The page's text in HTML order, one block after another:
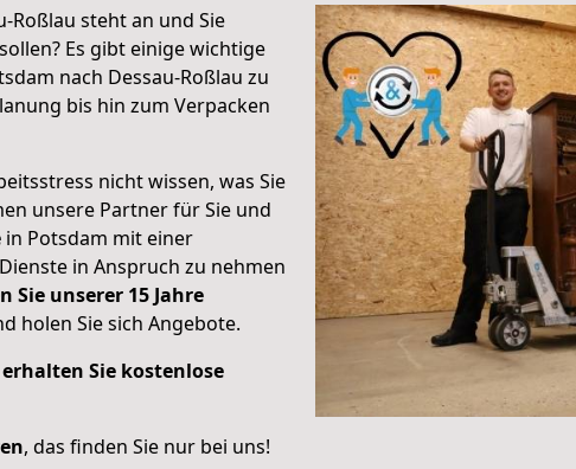
Roßlau steht an und Sie
Es gibt einige wichtige
nach Dessau-Roßlau zu
bis hin zum Verpacken
nicht wissen, was Sie
unsere Partner für Sie und
in Potsdam mit einer
in Anspruch zu nehmen
Sie unserer 15 Jahre
holen Sie sich Angebote.
erhalten Sie kostenlose
, das finden Sie nur bei uns!